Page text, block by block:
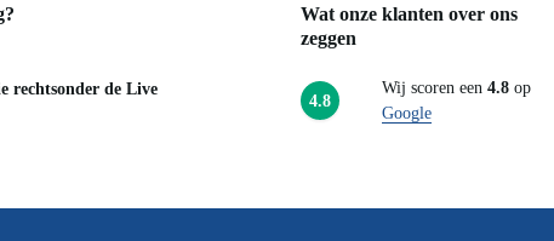
rechtsonder de Live
Wat onze klanten over ons
zeggen
4.8
Wij scoren een4.8op
Google